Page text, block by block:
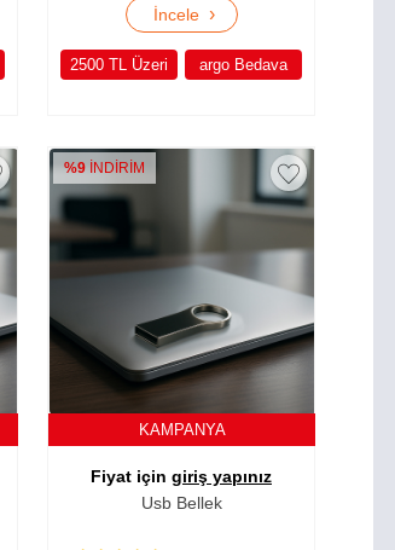
İncele ›
2500 TL Üzeri argo Bedava
%9 İNDİRİM
KAMPANYA
Fiyat için giriş yapınız
Usb Bellek